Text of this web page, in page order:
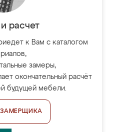
расчет
к Вам с каталогом
замеры,
окончательный расчёт
будущей мебели.
ЗАМЕРЩИКА